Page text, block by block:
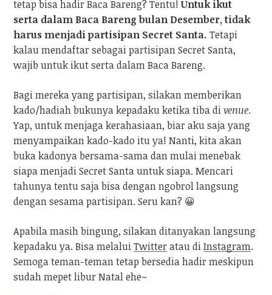
tetap bisa hadir Baca Bareng? Tentu!Untuk ikut
serta dalam Baca Bareng bulan Desember, tidak
harus menjadi partisipan Secret Santa. Tetapi
kalau mendaftar sebagai partisipan Secret Santa,
wajib untuk ikut serta dalam Baca Bareng.
Bagi mereka yang partisipan, silakan memberikan
kado/hadiah bukunya kepadaku ketika tiba divenue.
Yap, untuk menjaga kerahasiaan, biar aku saja yang
menyampaikan kado-kado itu ya! Nanti, kita akan
buka kadonya bersama-sama dan mulai menebak
siapa menjadi Secret Santa untuk siapa. Mencari
tahunya tentu saja bisa dengan ngobrol langsung
dengan sesama partisipan. Seru kan? 😀
Apabila masih bingung, silakan ditanyakan langsung
kepadaku ya. Bisa melaluiTwitter atau diInstagram.
Semoga teman-teman tetap bersedia hadir meskipun
sudah mepet libur Natal ehe~